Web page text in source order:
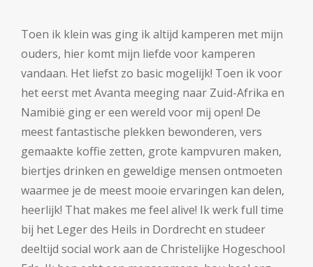
Toen ik klein was ging ik altijd kamperen met mijn
ouders, hier komt mijn liefde voor kamperen
vandaan. Het liefst zo basic mogelijk! Toen ik voor
het eerst met Avanta meeging naar Zuid-Afrika en
Namibië ging er een wereld voor mij open! De
meest fantastische plekken bewonderen, vers
gemaakte koffie zetten, grote kampvuren maken,
biertjes drinken en geweldige mensen ontmoeten
waarmee je de meest mooie ervaringen kan delen,
heerlijk! That makes me feel alive! Ik werk full time
bij het Leger des Heils in Dordrecht en studeer
deeltijd social work aan de Christelijke Hogeschool